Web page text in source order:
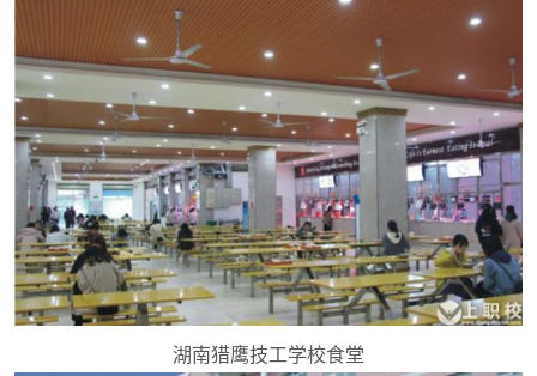
湖南猎鹰技工学校食堂